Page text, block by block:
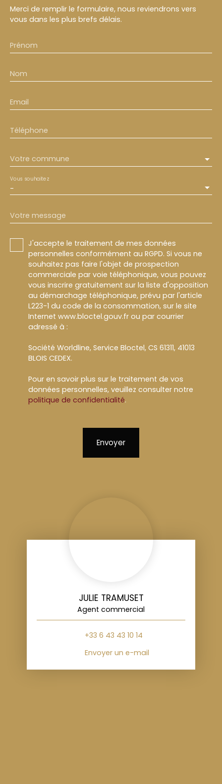
Merci de remplir le formulaire, nous reviendrons vers
vous dans les plus brefs délais.
Prénom
Nom
Email
Téléphone
Votre commune
-
Vous souhaitez
Votre message
J'accepte le traitement de mes données
personnelles conformément au RGPD. Si vous ne
souhaitez pas faire l'objet de prospection
commerciale par voie téléphonique, vous pouvez
vous inscrire gratuitement sur la liste d'opposition
au démarchage téléphonique, prévu par l'article
L223-1 du code de la consommation, sur le site
Internet www.bloctel.gouv.fr ou par courrier
adressé à :
Société Worldline, Service Bloctel, CS 61311, 41013
BLOIS CEDEX.
Pour en savoir plus sur le traitement de vos
données personnelles, veuillez consulter notre
politique de confidentialité.
Envoyer
JULIE TRAMUSET
Agent commercial
+33 6 43 43 10 14
Envoyer un e-mail